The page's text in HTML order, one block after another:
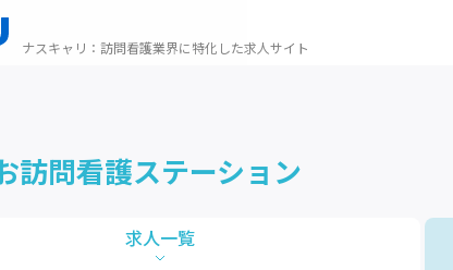
ナスキャリ ： 訪問看護業界に特化した求人サイト
訪問看護ステーション
求人一覧